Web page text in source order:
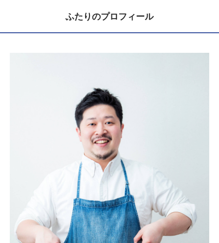
ふたりのプロフィール